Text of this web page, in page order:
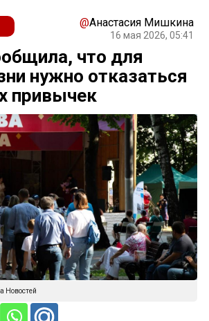
@Анастасия Мишкина
16 мая 2026, 05:41
что для
нужно отказаться
привычек
Новостей